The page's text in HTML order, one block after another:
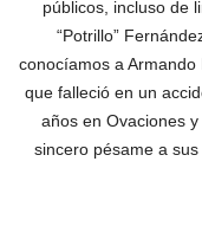
públicos, incluso de
“Potrillo”
conocíamos a
que falleció en un
años en Ovaciones
sincero pésame a sus